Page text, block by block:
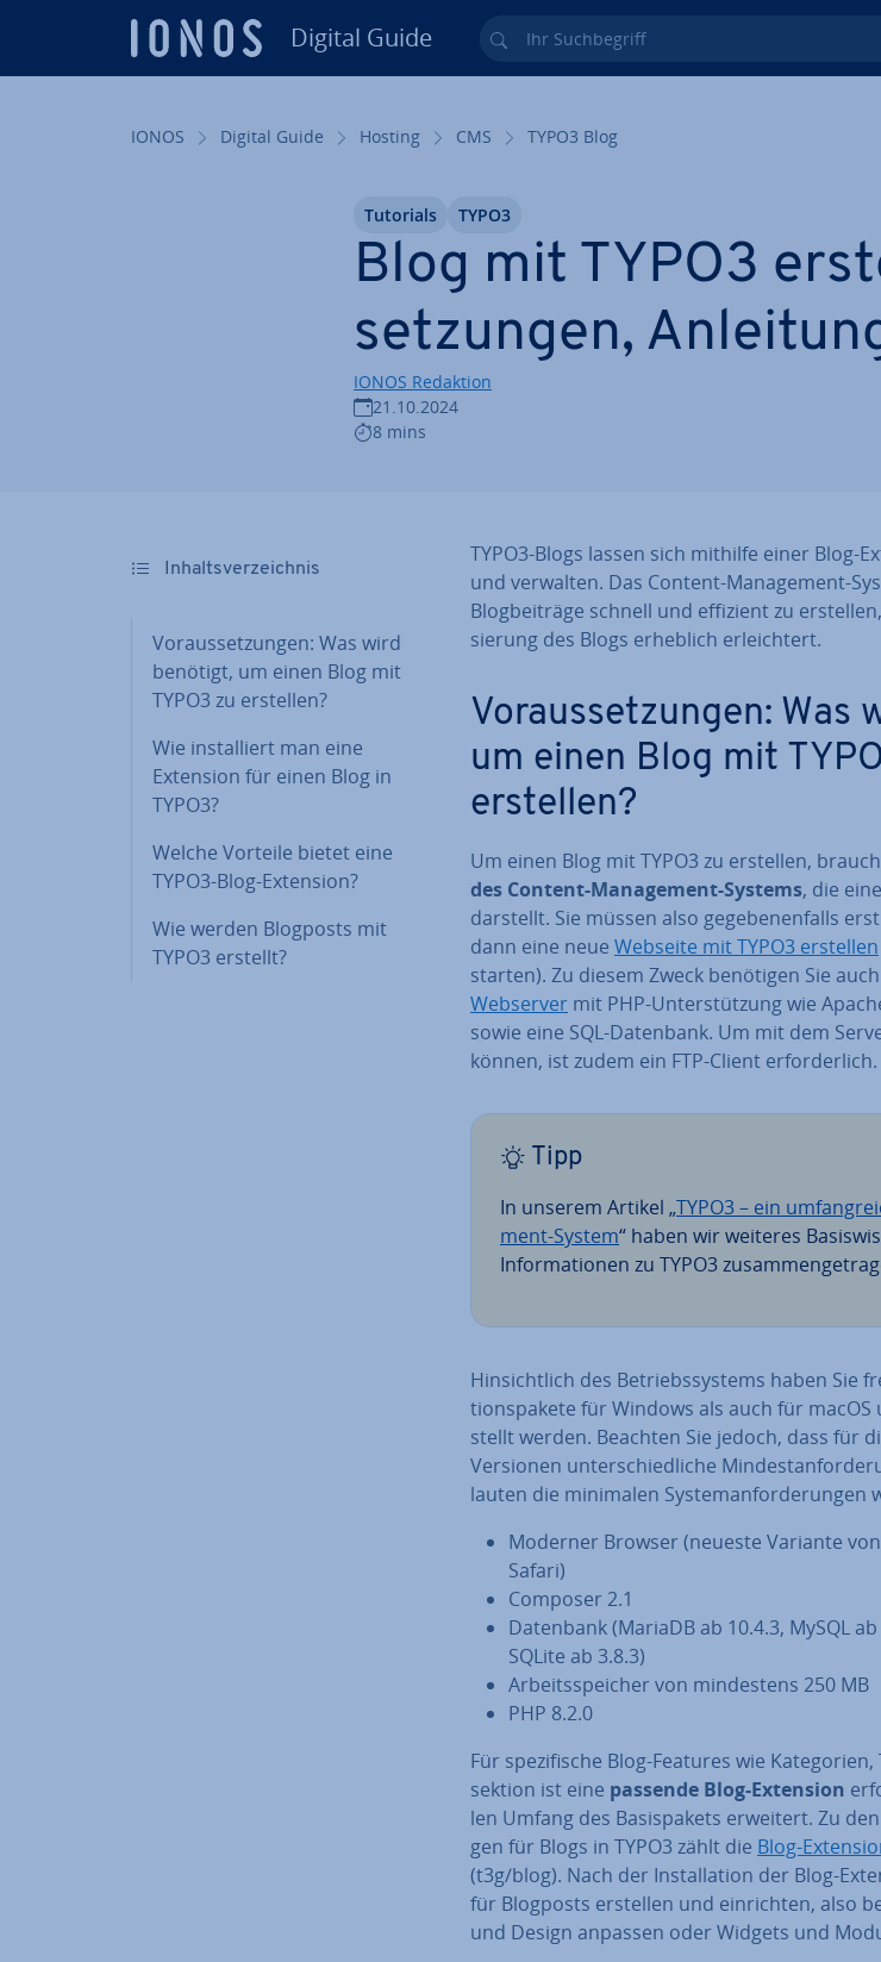
Digital Guide Ihr Such­be­griff
IONOS Digital Guide Hosting CMS TYPO3 Blog
Blog mit TYPO3
set­zun­gen,
IONOS Redaktion
21.10.2024
8 mins
Tutorials TYPO3
In­halts­ver­zeich­nis
Vor­aus­set­zun­gen: Was wird
benötigt, um einen Blog mit
TYPO3 zu erstellen?
Wie in­stal­liert man eine
Extension für einen Blog in
TYPO3?
Welche Vorteile bietet eine
TYPO3-Blog-Extension?
Wie werden Blogposts mit
TYPO3 erstellt?
TYPO3-Blogs lassen sich mithilfe einer Blog-
und verwalten. Das Content-Ma­nage­ment-
Blog­bei­trä­ge schnell und effizient zu
sie­rung des Blogs erheblich er­leich­tert.
Vor­aus­set­zun­gen: Was
um einen Blog mit
erstellen?
Um einen Blog mit TYPO3 zu erstellen,
des Content-Ma­nage­ment-Systems, die
darstellt. Sie müssen also ge­ge­be­nen­falls erst
dann eine neue Webseite mit TYPO3 erstellen
starten). Zu diesem Zweck benötigen Sie
Webserver mit PHP-Un­ter­stüt­zung wie
sowie eine SQL-Datenbank. Um mit dem
können, ist zudem ein FTP-Client er­for­der­lich.
Tipp
In unserem Artikel „TYPO3 – ein
ment-System“ haben wir weiteres
In­for­ma­tio­nen zu TYPO3
Hin­sicht­lich des Be­triebs­sys­tems haben Sie
ti­ons­pa­ke­te für Windows als auch für
stellt werden. Beachten Sie jedoch, dass für
Versionen un­ter­schied­li­che
lauten die minimalen Sys­tem­an­for­de­run­gen
Moderner Browser (neueste Variante
Safari)
Composer 2.1
Datenbank (MariaDB ab 10.4.3, MySQL
SQLite ab 3.8.3)
Ar­beits­spei­cher von min­des­tens 250 MB
PHP 8.2.0
Für spe­zi­fi­sche Blog-Features wie
sek­ti­on ist eine passende Blog-Extension
len Umfang des Ba­sis­pa­kets erweitert. Zu
gen für Blogs in TYPO3 zählt die Blog-
(t3g/blog). Nach der In­stal­la­ti­on der Blog-
für Blogposts erstellen und ein­rich­ten, also
und Design anpassen oder Widgets und